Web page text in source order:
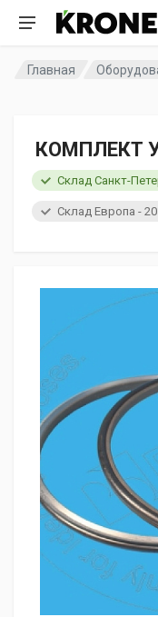
Главная
КОМПЛЕКТ
Склад Санкт-
Склад Европа -